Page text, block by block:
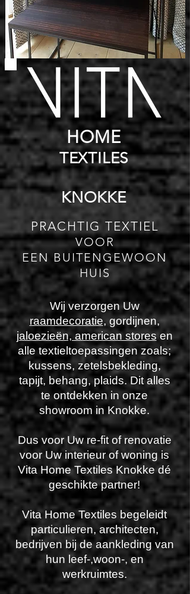
HOME
TEXTILES
KNOKKE
PRACHTIG TEXTIEL
VOOR
EEN BUITENGEWOON
HUIS
Wij verzorgen Uw
raamdecoratie, gordijnen,
jaloezieën, american storesen
alle textieltoepassingen zoals;
kussens, zetelsbekleding,
tapijt, behang, plaids. Dit alles
te ontdekken in onze
showroom in Knokke.
Dus voor Uw re-fit of renovatie
voor Uw interieur of woning is
Vita Home Textiles Knokke dé
geschikte partner!
Vita Home Textiles begeleidt
particulieren, architecten,
bedrijven bij de aankleding van
hun leef-,woon-, en
werkruimtes.